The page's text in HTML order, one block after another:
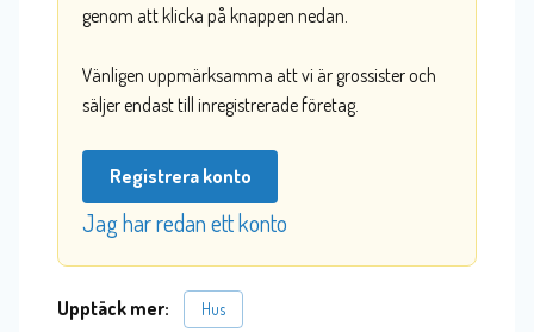
genom att klicka på knappen nedan.
Vänligen uppmärksamma att vi är grossister och
säljer endast till inregistrerade företag.
Registrera konto
Jag har redan ett konto
Upptäck mer: Hus